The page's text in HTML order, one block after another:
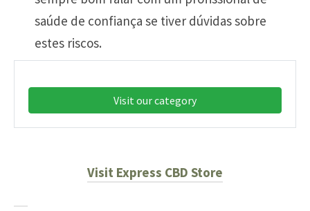
saúde de confiança se tiver dúvidas sobre
estes riscos.
Visit our category
Visit Express CBD Store